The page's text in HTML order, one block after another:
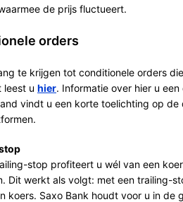
de prijs fluctueert.
orders
te krijgen tot conditionele orders
leest u hier. Informatie over hier u
vindt u een korte toelichting op
stop profiteert u wél van een
Dit werkt als volgt: met een trailing-
koers. Saxo Bank houdt voor u in